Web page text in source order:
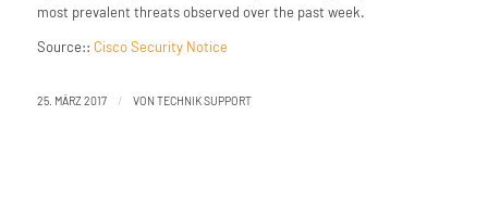
most prevalent threats observed over the past week.
Source:: Cisco Security Notice
25. MÄRZ 2017 / VON TECHNIK SUPPORT